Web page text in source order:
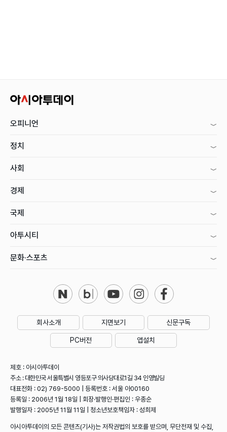
오피니언
정치
사회
경제
국제
아투시티
문화·스포츠
회사소개 지면보기 신문구독
PC버전 앱설치
제호 : 아시아투데이
주소 : 대한민국 서울특별시 영등포구 의사당대로1길 34 인영빌딩
대표전화 : 02) 769-5000 | 등록번호 : 서울 아00160
등록일 : 2006년 1월 18일 | 회장·발행인·편집인 : 우종순
발행일자 : 2005년 11월 11일 | 청소년보호책임자 : 성희제
아시아투데이의 모든 콘텐츠(기사)는 저작권법의 보호를 받으며, 무단전재 및 수집,